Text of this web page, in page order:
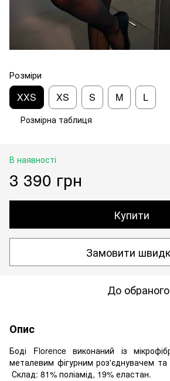
Розміри
XXS XS S M L
Розмірна таблиця
В наявності
3 390 грн
Купити
Замовити
До обраного
Опис
Боді Florence виконаний із
металевим фігурним роз'єднувачем
Склад: 81% поліамід, 19% еластан.